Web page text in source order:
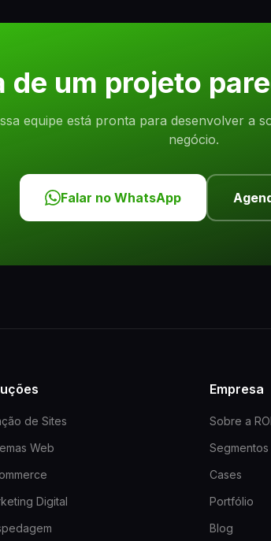
de um projeto
equipe está pronta para desenvolver a
negócio.
Falar no WhatsApp
de Sites
Web
Digital
Empresa
Sobre a ROI
Segmentos
Cases
Portfólio
Blog